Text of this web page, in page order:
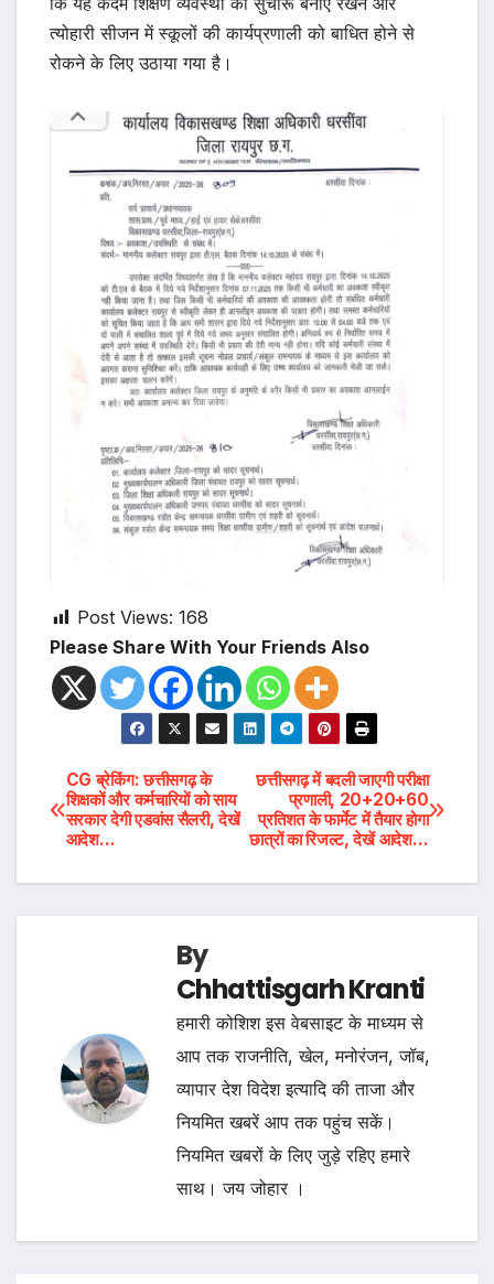
त्योहारी सीजन में स्कूलों की कार्यप्रणाली को बाधित होने से
रोकने के लिए उठाया गया है।
Post Views: 168
Please Share With Your Friends Also
Post
navigation
छत्तीसगढ़ में बदली जाएगी परीक्षा
प्रणाली, 20+20+60
प्रतिशत के फार्मेट में तैयार होगा
छात्रों का रिजल्ट, देखें आदेश…
CG ब्रेकिंग: छत्तीसगढ़ के
शिक्षकों और कर्मचारियों को साय
सरकार देगी एडवांस सैलरी, देखें
आदेश…
By
Chhattisgarh Kranti
हमारी कोशिश इस वेबसाइट के माध्यम से
आप तक राजनीति, खेल, मनोरंजन, जॉब,
व्यापार देश विदेश इत्यादि की ताजा और
नियमित खबरें आप तक पहुंच सकें।
नियमित खबरों के लिए जुड़े रहिए हमारे
साथ। जय जोहार ।